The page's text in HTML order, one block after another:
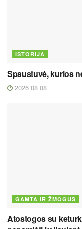
ISTORIJA
Spaustuvė, kurios
2026 08 08
GAMTA IR ŽMOGUS
Atostogos su